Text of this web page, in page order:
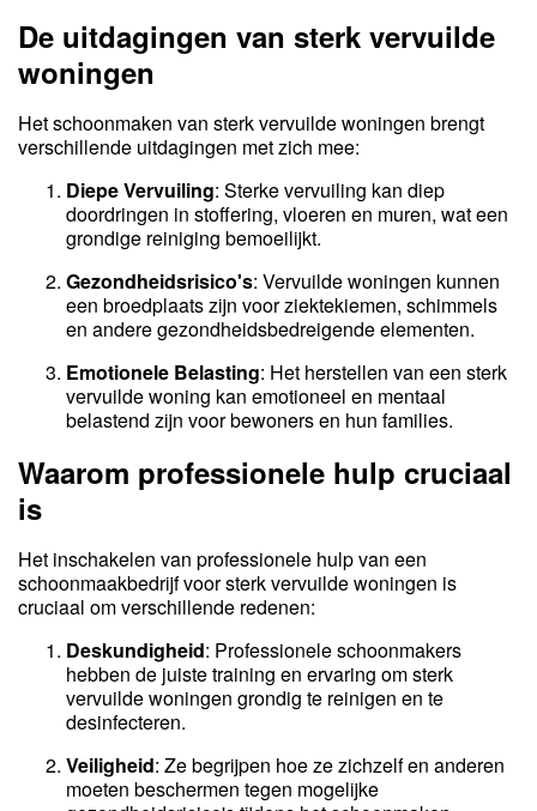
De uitdagingen van sterk vervuilde
woningen
Het schoonmaken van sterk vervuilde woningen brengt
verschillende uitdagingen met zich mee:
Diepe Vervuiling: Sterke vervuiling kan diep
doordringen in stoffering, vloeren en muren, wat een
grondige reiniging bemoeilijkt.
Gezondheidsrisico's: Vervuilde woningen kunnen
een broedplaats zijn voor ziektekiemen, schimmels
en andere gezondheidsbedreigende elementen.
Emotionele Belasting: Het herstellen van een sterk
vervuilde woning kan emotioneel en mentaal
belastend zijn voor bewoners en hun families.
Waarom professionele hulp cruciaal
is
Het inschakelen van professionele hulp van een
schoonmaakbedrijf voor sterk vervuilde woningen is
cruciaal om verschillende redenen:
Deskundigheid: Professionele schoonmakers
hebben de juiste training en ervaring om sterk
vervuilde woningen grondig te reinigen en te
desinfecteren.
Veiligheid: Ze begrijpen hoe ze zichzelf en anderen
moeten beschermen tegen mogelijke